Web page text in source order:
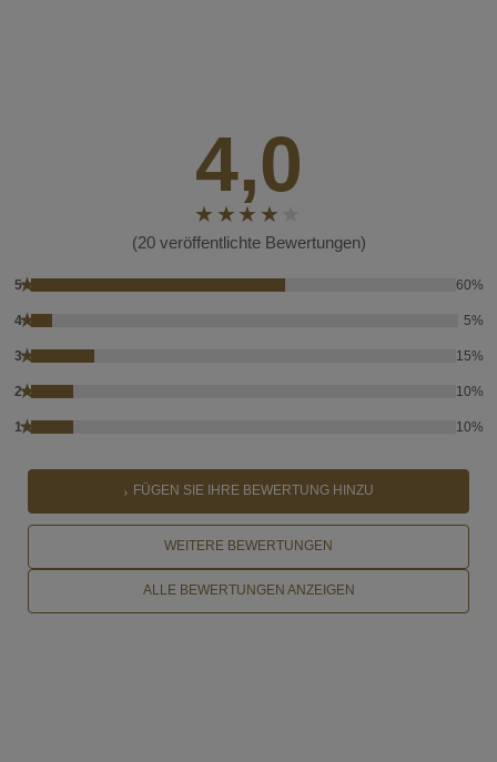
4,0
(20 veröffentlichte Bewertungen)
5★ 60%
4★ 5%
3★ 15%
2★ 10%
1★ 10%
FÜGEN SIE IHRE BEWERTUNG HINZU
WEITERE BEWERTUNGEN
ALLE BEWERTUNGEN ANZEIGEN